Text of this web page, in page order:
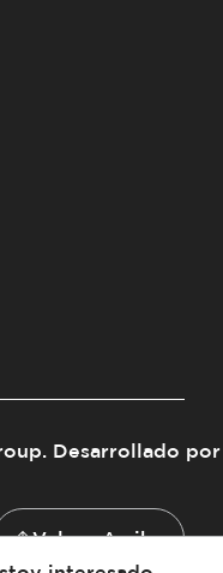
. Desarrollado por
Volver Arriba